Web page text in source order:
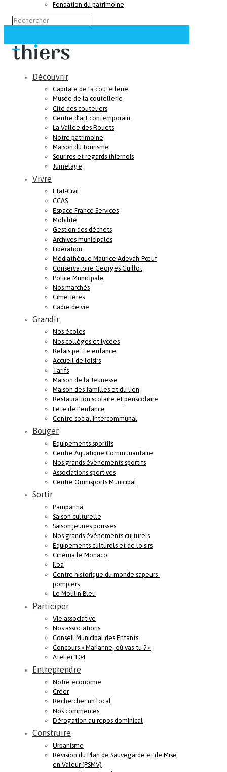
Fondation du patrimoine
Découvrir
Capitale de la coutellerie
Musée de la coutellerie
Cité des couteliers
Centre d’art contemporain
La Vallée des Rouets
Notre patrimoine
Maison du tourisme
Sourires et regards thiernois
Jumelage
Vivre
Etat-Civil
CCAS
Espace France Services
Mobilité
Gestion des déchets
Archives municipales
Libération
Médiathèque Maurice Adevah-Pœuf
Conservatoire Georges Guillot
Police Municipale
Nos marchés
Cimetières
Cadre de vie
Grandir
Nos écoles
Nos collèges et lycées
Relais petite enfance
Accueil de loisirs
Tarifs
Maison de la Jeunesse
Maison des familles et du lien
Restauration scolaire et périscolaire
Fête de l’enfance
Centre social intercommunal
Bouger
Equipements sportifs
Centre Aquatique Communautaire
Nos grands évènements sportifs
Associations sportives
Centre Omnisports Municipal
Sortir
Pamparina
Saison culturelle
Saison jeunes pousses
Nos grands événements culturels
Equipements culturels et de loisirs
Cinéma le Monaco
Iloa
Centre historique du monde sapeurs-
pompiers
Le Moulin Bleu
Participer
Vie associative
Nos associations
Conseil Municipal des Enfants
Concours « Marianne, où vas-tu ? »
Atelier 104
Entreprendre
Notre économie
Créer
Rechercher un local
Nos commerces
Dérogation au repos dominical
Construire
Urbanisme
Révision du Plan de Sauvegarde et de Mise
en Valeur (PSMV)